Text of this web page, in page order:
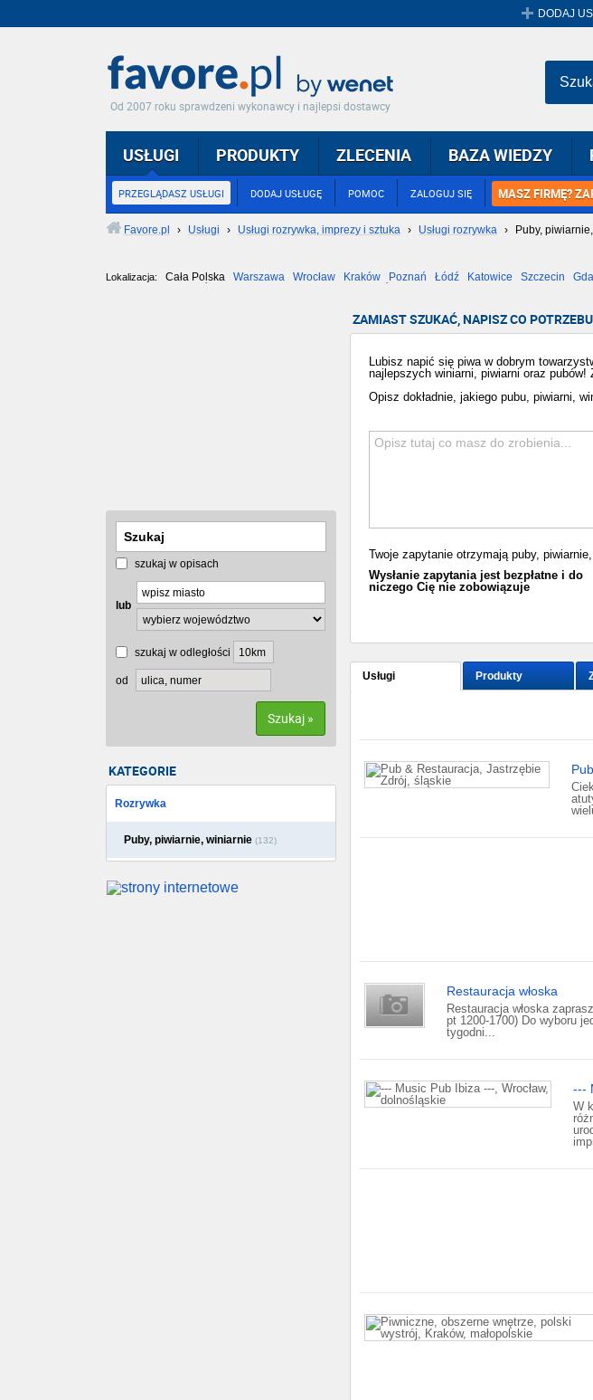
DODAJ
Od 2007 roku sprawdzeni wykonawcy i najlepsi dostawcy
USŁUGI
PRZEGLĄDASZ USŁUGI DODAJ USŁUGĘ POMOC ZALOGUJ SIĘ MASZ FIRMĘ?
PRODUKTY ZLECENIA BAZA WIEDZY
Favore.pl › Usługi › Usługi rozrywka, imprezy i sztuka › Usługi rozrywka › Puby,
Lokalizacja: Cała Polska Warszawa Wrocław Kraków Poznań Łódź Katowice Szczecin
szukaj w opisach
lub
szukaj w odległości
od
Szukaj »
KATEGORIE
Rozrywka
Puby, piwiarnie, winiarnie (132)
ZAMIAST SZUKAĆ, NAPISZ CO
Lubisz napić się piwa w dobrym
najlepszych winiarni, piwiarni oraz
Opisz dokładnie, jakiego pubu, piwiarni,
Twoje zapytanie otrzymają puby,
Wysłanie zapytania jest bezpłatne i do
niczego Cię nie zobowiązuje
Usługi Produkty
Restauracja włoska
Restauracja włoska
pt 1200-1700) Do wyboru
tygodni...
---
W